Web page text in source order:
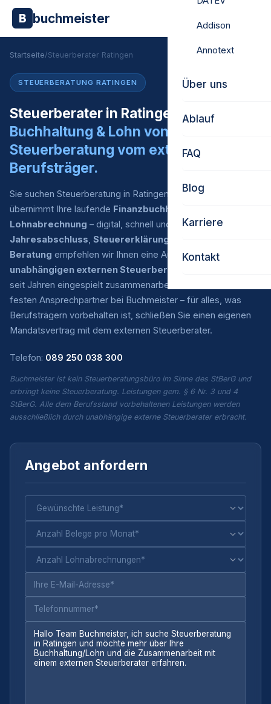
B buchmeister Addison
Annotext
Über uns
Ablauf
FAQ
Blog
Karriere
Kontakt
Startseite/Steuerberater Ratingen
STEUERBERATUNG RATINGEN
Steuerberater in Ratingen gesucht?
Buchhaltung & Lohn von uns.
Steuerberatung vom externen
Berufsträger.
Sie suchen Steuerberatung in Ratingen? Buchmeister
übernimmt Ihre laufende Finanzbuchhaltung
Lohnabrechnung – digital, schnell und zu fairen Preisen. Für
Jahresabschluss, Steuererklärung
Beratung empfehlen wir Ihnen eine Auswahl an
unabhängigen externen Steuerberatern
seit Jahren eingespielt zusammenarbeiten. Sie haben einen
festen Ansprechpartner bei Buchmeister – für alles, was
Berufsträgern vorbehalten ist, schließen Sie einen eigenen
Mandatsvertrag mit dem externen Steuerberater.
Telefon: 089 250 038 300
Buchmeister ist kein Steuerberatungsbüro im Sinne des StBerG und
erbringt keine Steuerberatung. Leistungen gem. § 6 Nr. 3 und 4
StBerG. Alle dem Berufsstand vorbehaltenen Leistungen werden
ausschließlich durch unabhängige externe Steuerberater erbracht.
Angebot anfordern